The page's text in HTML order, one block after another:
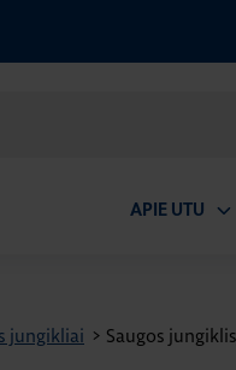
APIE UTU
jungikliai > Saugos